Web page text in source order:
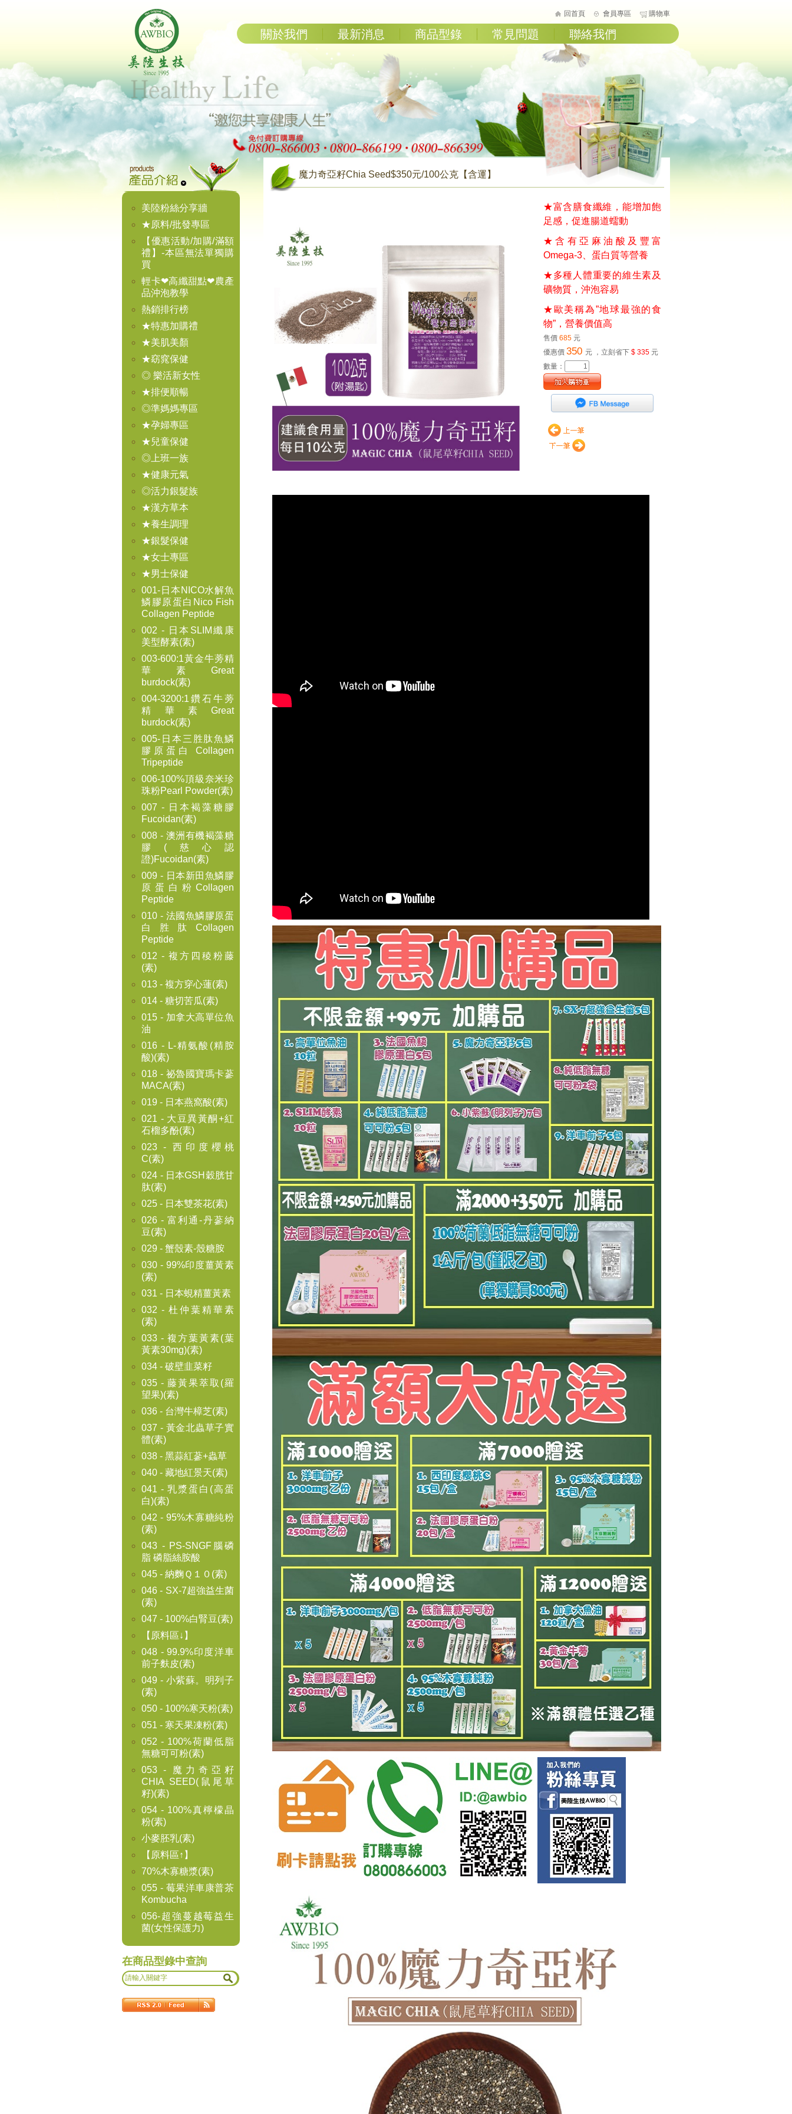
回首頁 會員專區 購物車
關於我們 最新消息 商品型錄 常見問題 聯絡我們
魔力奇亞籽Chia Seed$350元/100公克【含運】
★富含膳食纖維，能增加飽
足感，促進腸道蠕動
★含有亞麻油酸及豐富
Omega-3、蛋白質等營養
★多種人體重要的維生素及
礦物質，沖泡容易
★歐美稱為”地球最強的食
物”，營養價值高
售價 685 元
優惠價 350 元 ，立刻省下 $ 335 元
數量：
美陸粉絲分享牆
★原料/批發專區
【優惠活動/加購/滿額
禮】-本區無法單獨購
買
輕卡❤高纖甜點❤農產
品沖泡教學
熱銷排行榜
★特惠加購禮
★美肌美顏
★窈窕保健
◎ 樂活新女性
★排便順暢
◎準媽媽專區
★孕婦專區
★兒童保健
◎上班一族
★健康元氣
◎活力銀髮族
★漢方草本
★養生調理
★銀髮保健
★女士專區
★男士保健
001-日本NICO水解魚
鱗膠原蛋白Nico Fish
Collagen Peptide
002 - 日本SLIM纖康
美型酵素(素)
003-600:1黃金牛蒡精
華素Great
burdock(素)
004-3200:1鑽石牛蒡
精華素Great
burdock(素)
005-日本三胜肽魚鱗
膠原蛋白 Collagen
Tripeptide
006-100%頂級奈米珍
珠粉Pearl Powder(素)
007 - 日本褐藻糖膠
Fucoidan(素)
008 - 澳洲有機褐藻糖
膠(慈心認
證)Fucoidan(素)
009 - 日本新田魚鱗膠
原蛋白粉Collagen
Peptide
010 - 法國魚鱗膠原蛋
白胜肽Collagen
Peptide
012 - 複方四稜粉藤
(素)
013 - 複方穿心蓮(素)
014 - 糖切苦瓜(素)
015 - 加拿大高單位魚
油
016 - L-精氨酸(精胺
酸)(素)
018 - 祕魯國寶瑪卡蔘
MACA(素)
019 - 日本燕窩酸(素)
021 - 大豆異黃酮+紅
石榴多酚(素)
023 - 西印度櫻桃
C(素)
024 - 日本GSH穀胱甘
肽(素)
025 - 日本雙茶花(素)
026 - 富利通-丹蔘納
豆(素)
029 - 蟹殼素-殼糖胺
030 - 99%印度薑黃素
(素)
031 - 日本蜆精薑黃素
032 - 杜仲葉精華素
(素)
033 - 複方葉黃素(葉
黃素30mg)(素)
034 - 破壁韭菜籽
035 - 藤黃果萃取(羅
望果)(素)
036 - 台灣牛樟芝(素)
037 - 黃金北蟲草子實
體(素)
038 - 黑蒜紅蔘+蟲草
040 - 藏地紅景天(素)
041 - 乳漿蛋白(高蛋
白)(素)
042 - 95%木寡糖純粉
(素)
043 - PS-SNGF腦磷
脂 磷脂絲胺酸
045 - 納麴Ｑ１０(素)
046 - SX-7超強益生菌
(素)
047 - 100%白腎豆(素)
【原料區↓】
048 - 99.9%印度洋車
前子麩皮(素)
049 - 小紫蘇。明列子
(素)
050 - 100%寒天粉(素)
051 - 寒天果凍粉(素)
052 - 100%荷蘭低脂
無糖可可粉(素)
053 - 魔力奇亞籽
CHIA SEED(鼠尾草
籽)(素)
054 - 100%真檸檬晶
粉(素)
小麥胚乳(素)
【原料區↑】
70%木寡糖漿(素)
055 - 莓果洋車康普茶
Kombucha
056-超強蔓越莓益生
菌(女性保護力)
在商品型錄中查詢